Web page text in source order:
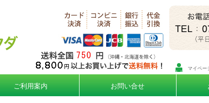
マイペー
ご利用案内 お問い合せ